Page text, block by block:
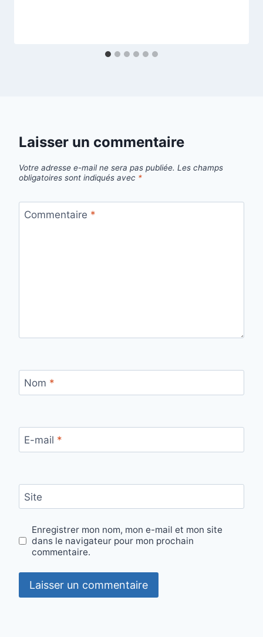
Laisser un commentaire
Votre adresse e-mail ne sera pas publiée. Les champs
obligatoires sont indiqués avec *
Commentaire *
Nom *
E-mail *
Site
Enregistrer mon nom, mon e-mail et mon site
dans le navigateur pour mon prochain
commentaire.